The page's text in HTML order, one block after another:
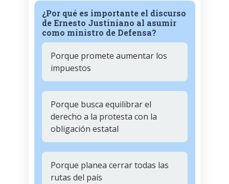
¿Por qué es importante el discurso
de Ernesto Justiniano al asumir
como ministro de Defensa?
Porque promete aumentar los
impuestos
Porque busca equilibrar el
derecho a la protesta con la
obligación estatal
Porque planea cerrar todas las
rutas del país